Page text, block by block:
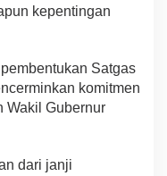
kepentingan
Satgas
komitmen
Wakil Gubernur
dari janji